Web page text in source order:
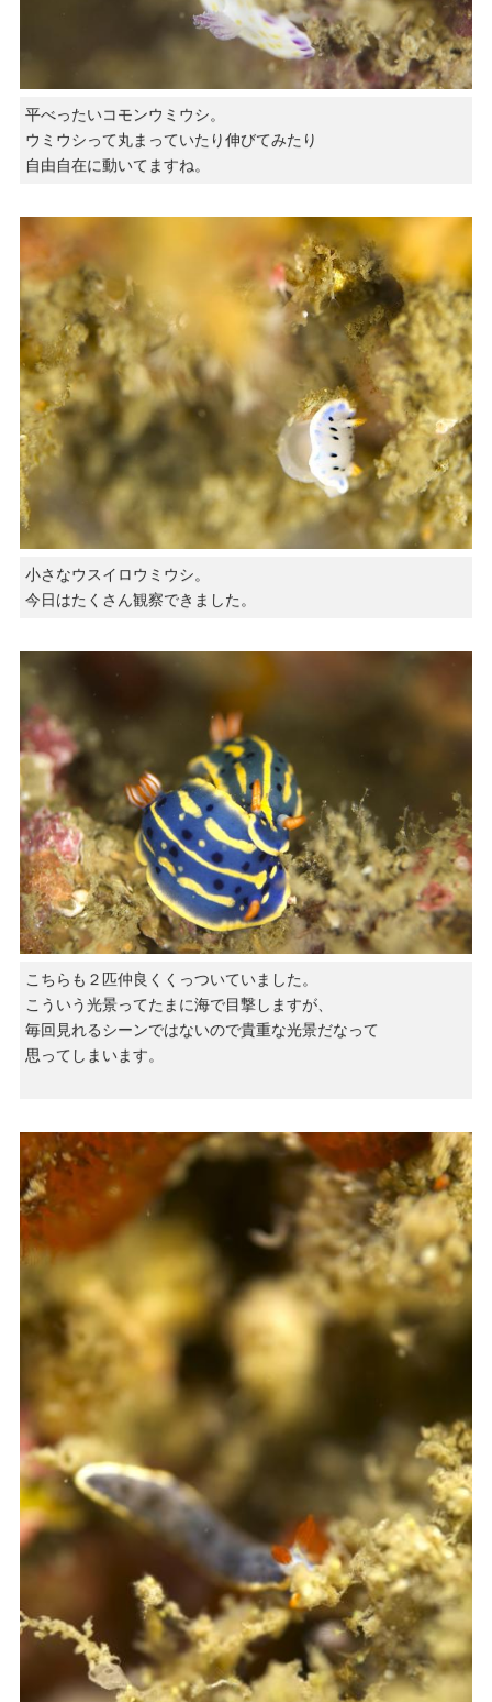
平べったいコモンウミウシ。
ウミウシって丸まっていたり伸びてみたり
自由自在に動いてますね。
小さなウスイロウミウシ。
今日はたくさん観察できました。
こちらも２匹仲良くくっついていました。
こういう光景ってたまに海で目撃しますが、
毎回見れるシーンではないので貴重な光景だなって
思ってしまいます。